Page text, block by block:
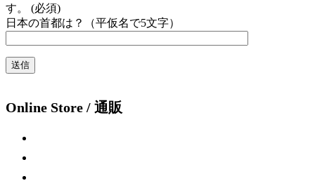
す。 (必須)
日本の首都は？（平仮名で5文字）
Online Store / 通販